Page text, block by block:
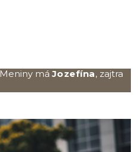
Meniny máJozefína, zajtra